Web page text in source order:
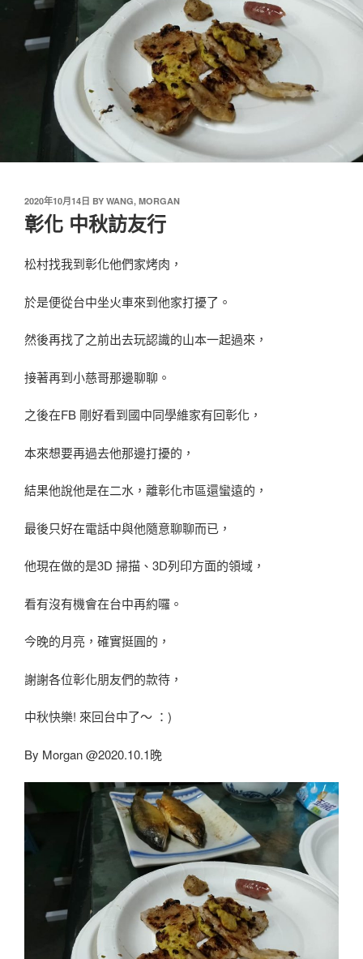
2020年10月14日 BY WANG, MORGAN
彰化 中秋訪友行
松村找我到彰化他們家烤肉，
於是便從台中坐火車來到他家打擾了。
然後再找了之前出去玩認識的山本一起過來，
接著再到小慈哥那邊聊聊。
之後在FB 剛好看到國中同學維家有回彰化，
本來想要再過去他那邊打擾的，
結果他說他是在二水，離彰化市區還蠻遠的，
最後只好在電話中與他隨意聊聊而已，
他現在做的是3D 掃描、3D列印方面的領域，
看有沒有機會在台中再約囉。
今晚的月亮，確實挺圓的，
謝謝各位彰化朋友們的款待，
中秋快樂! 來回台中了～ ：)
By Morgan @2020.10.1晚